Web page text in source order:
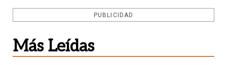
PUBLICIDAD
Más Leídas